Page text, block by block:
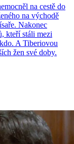
na cestě do
na východě
Nakonec
kteří stáli mezi
A Tiberiovou
žen své doby.